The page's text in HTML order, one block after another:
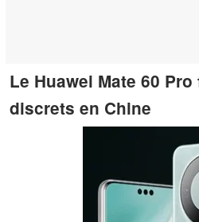
Le Huawei Mate 60
discrets en Chine